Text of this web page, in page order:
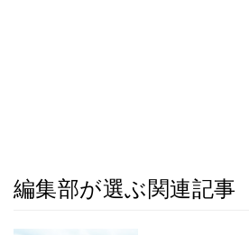
編集部が選ぶ関連記事